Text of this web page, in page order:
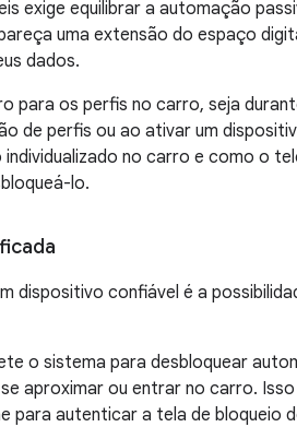
​​exige equilibrar a automação
uma extensão do espaço
dados.
para os perfis no carro, seja
de perfis ou ao ativar um
no carro e como o
lo.
dispositivo confiável é a
o sistema para desbloquear
aproximar ou entrar no carro.
para autenticar a tela de bloqueio